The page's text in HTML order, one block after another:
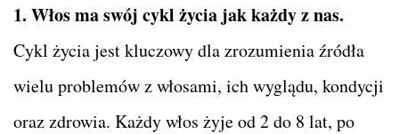
1. Włos ma swój cykl życia jak każdy z nas.
Cykl życia jest kluczowy dla zrozumienia źródła
wielu problemów z włosami, ich wyglądu, kondycji
oraz zdrowia. Każdy włos żyje od 2 do 8 lat, po